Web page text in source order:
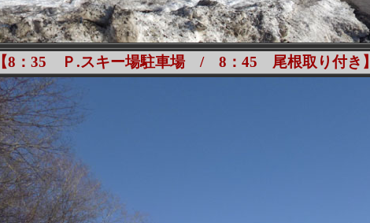
【8：35 Ｐ.スキー場駐車場 / 8：45 尾根取り付き】